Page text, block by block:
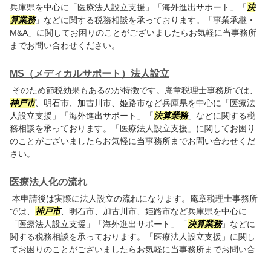
兵庫県を中心に「医療法人設立支援」「海外進出サポート」「 決
算業務」などに関する税務相談を承っております。「事業承継・
M&A」に関してお困りのことがございましたらお気軽に当事務所
までお問い合わせください。
MS（メディカルサポート）法人設立
そのため節税効果もあるのが特徴です。庵章税理士事務所では、
神戸市、明石市、加古川市、姫路市など兵庫県を中心に「医療法
人設立支援」「海外進出サポート」「 決算業務」などに関する税
務相談を承っております。「医療法人設立支援」に関してお困り
のことがございましたらお気軽に当事務所までお問い合わせくだ
さい。
医療法人化の流れ
本申請後は実際に法人設立の流れになります。庵章税理士事務所
では、 神戸市、明石市、加古川市、姫路市など兵庫県を中心に
「医療法人設立支援」「海外進出サポート」「 決算業務」などに
関する税務相談を承っております。「医療法人設立支援」に関し
てお困りのことがございましたらお気軽に当事務所までお問い合